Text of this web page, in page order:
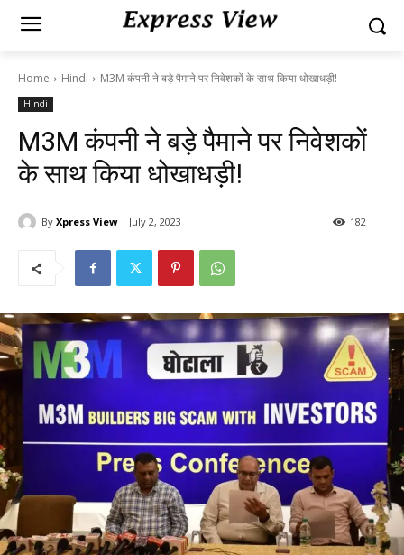
Home Hindi M3M कंपनी ने बड़े पैमाने पर निवेशकों के साथ किया धोखाधड़ी!
Hindi
M3M कंपनी ने बड़े पैमाने पर निवेशकों
के साथ किया धोखाधड़ी!
By Xpress View July 2, 2023 182